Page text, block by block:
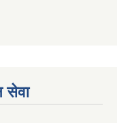
सेवा